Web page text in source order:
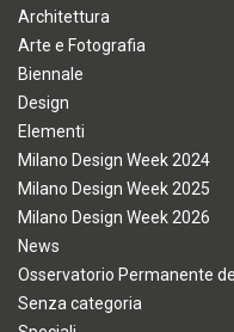
Architettura
Arte e Fotografia
Biennale
Design
Elementi
Milano Design Week 2024
Milano Design Week 2025
Milano Design Week 2026
News
Osservatorio Permanente
Senza categoria